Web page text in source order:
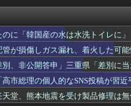
えた→トメ「いつになったら結婚
た結果ｗｗｗｗｗｗｗｗｗｗｗ
かった
とない言葉ｗｗｗｗｗｗｗｗ
ｗｗ
り直せた結果ｗｗｗｗ
ついる？
に「韓国産の水は水洗トイレに」
管が損傷しガス漏れ、着火した可
、非公開答申」三重県「差別に
市総理の個人的なSNS投稿が習近
天堂、熊本地震を受け製品修理は